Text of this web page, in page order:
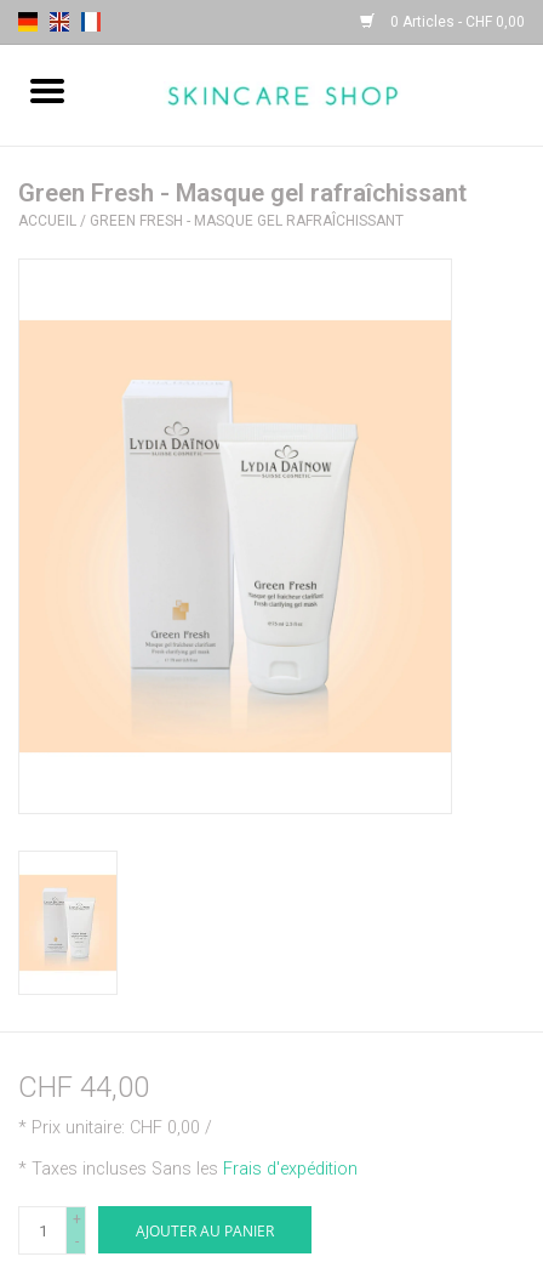
0 Articles - CHF 0,00
| Sothys |
Green Fresh - Masque gel rafraîchissant
ACCUEIL / GREEN FRESH - MASQUE GEL RAFRAÎCHISSANT
CHF 44,00
* Prix unitaire: CHF 0,00 /
* Taxes incluses Sans les Frais d'expédition
+
-
AJOUTER AU PANIER